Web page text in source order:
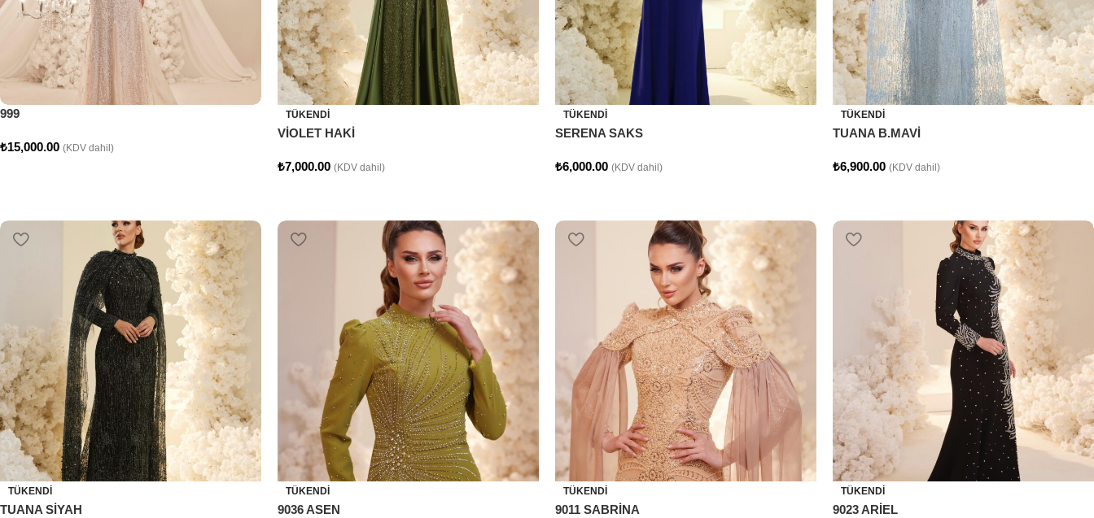
999
₺15,000.00 (KDV dahil)
TÜKENDI
VİOLET HAKİ
₺7,000.00 (KDV dahil)
TÜKENDI
SERENA SAKS
₺6,000.00 (KDV dahil)
TÜKENDI
TUANA B.MAVİ
₺6,900.00 (KDV dahil)
TÜKENDI
TUANA SİYAH
TÜKENDI
9036 ASEN
TÜKENDI
9011 SABRİNA
TÜKENDI
9023 ARİEL